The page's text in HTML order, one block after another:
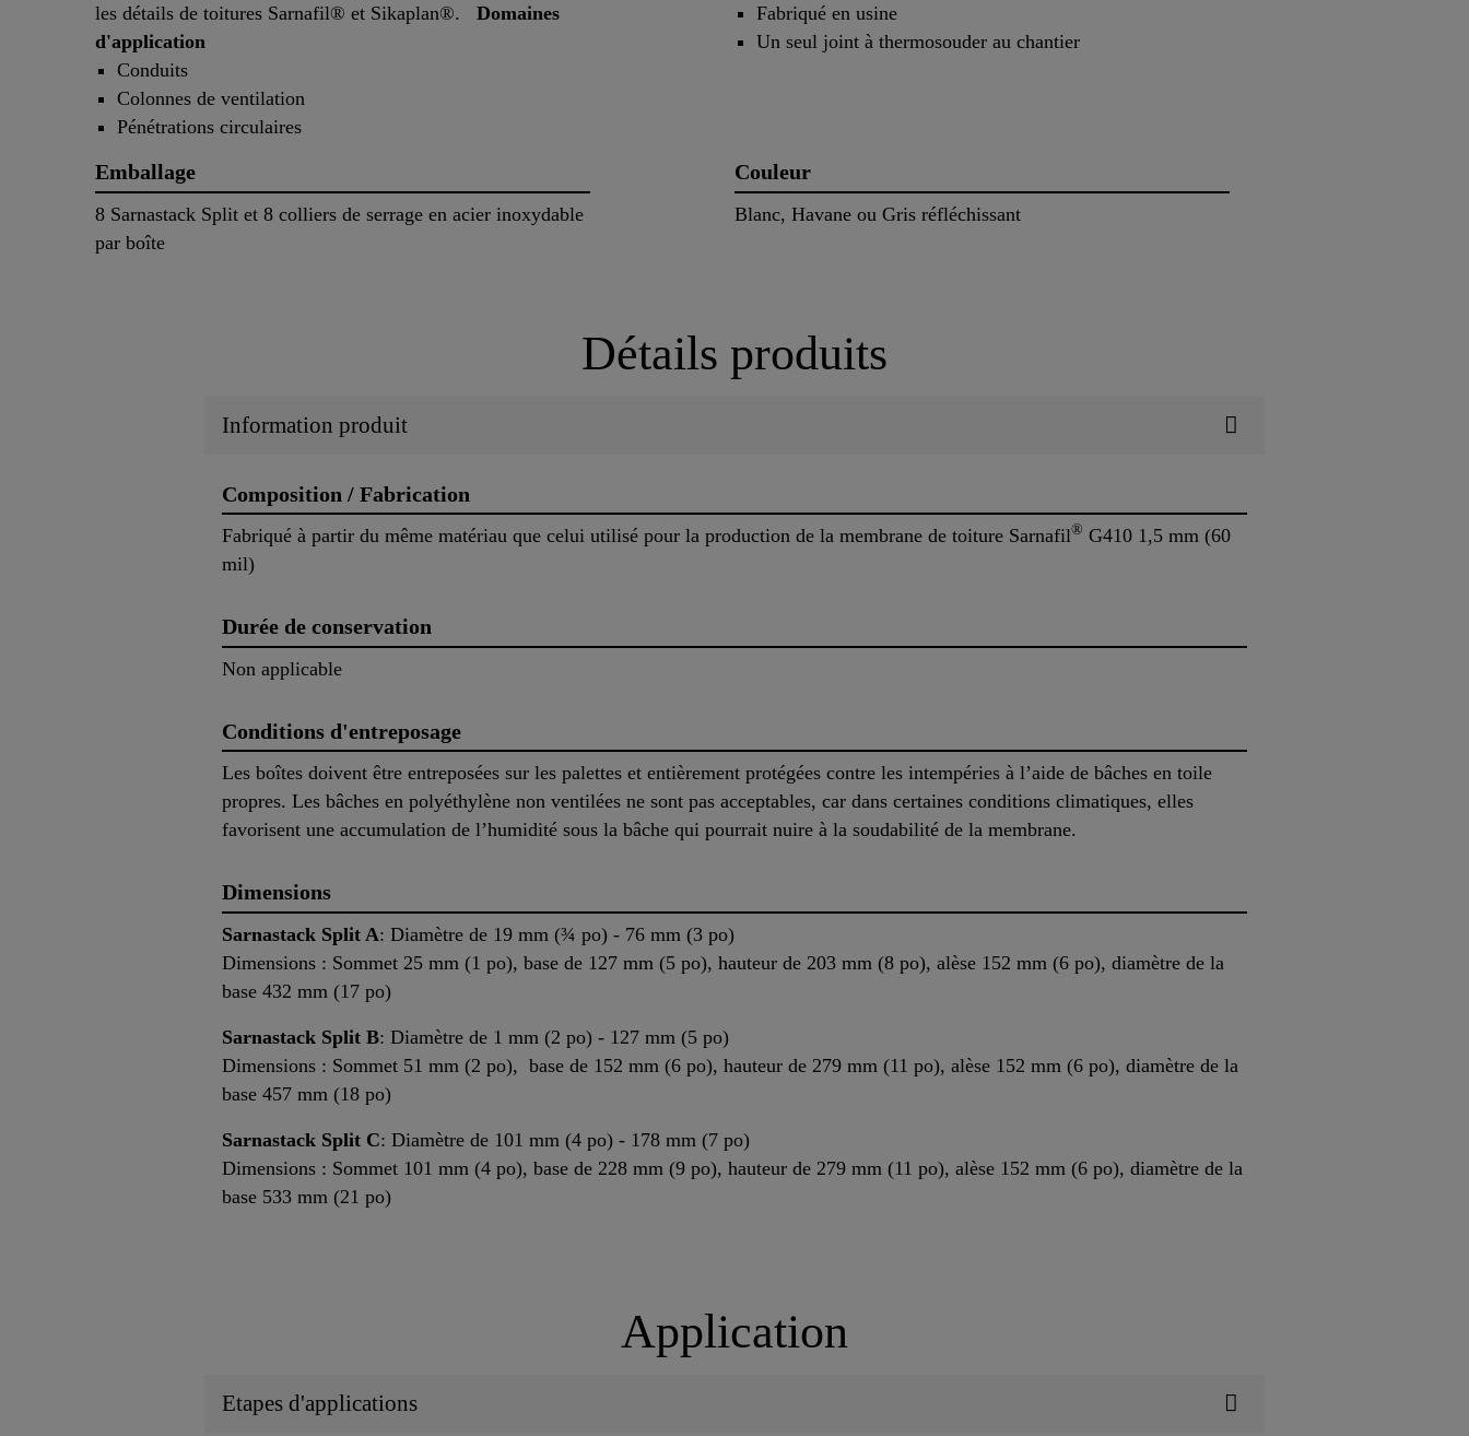
les détails de toitures Sarnafil® et Sikaplan®. Domaines
d'application
Conduits
Colonnes de ventilation
Pénétrations circulaires
Fabriqué en usine
Un seul joint à thermosouder au chantier
Emballage
8 Sarnastack Split et 8 colliers de serrage en acier inoxydable
par boîte
Couleur
Blanc, Havane ou Gris réfléchissant
Détails produits
Information produit
Composition / Fabrication
Fabriqué à partir du même matériau que celui utilisé pour la production de la membrane de toiture Sarnafil® G410 1,5 mm (60
mil)
Durée de conservation
Non applicable
Conditions d'entreposage
Les boîtes doivent être entreposées sur les palettes et entièrement protégées contre les intempéries à l’aide de bâches en toile
propres. Les bâches en polyéthylène non ventilées ne sont pas acceptables, car dans certaines conditions climatiques, elles
favorisent une accumulation de l’humidité sous la bâche qui pourrait nuire à la soudabilité de la membrane.
Dimensions
Sarnastack Split A: Diamètre de 19 mm (¾ po) - 76 mm (3 po)
Dimensions : Sommet 25 mm (1 po), base de 127 mm (5 po), hauteur de 203 mm (8 po), alèse 152 mm (6 po), diamètre de la
base 432 mm (17 po)
Sarnastack Split B: Diamètre de 1 mm (2 po) - 127 mm (5 po)
Dimensions : Sommet 51 mm (2 po), base de 152 mm (6 po), hauteur de 279 mm (11 po), alèse 152 mm (6 po), diamètre de la
base 457 mm (18 po)
Sarnastack Split C: Diamètre de 101 mm (4 po) - 178 mm (7 po)
Dimensions : Sommet 101 mm (4 po), base de 228 mm (9 po), hauteur de 279 mm (11 po), alèse 152 mm (6 po), diamètre de la
base 533 mm (21 po)
Application
Etapes d'applications